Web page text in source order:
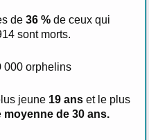
de 36 % de ceux qui
sont morts.
000 orphelins
jeune 19 ans et le plus
moyenne de 30 ans.